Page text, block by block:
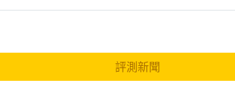
評測新聞